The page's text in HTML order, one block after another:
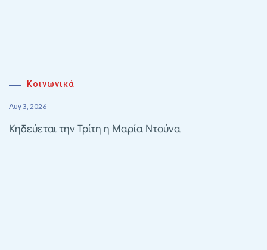
Κοινωνικά
Αυγ 3, 2026
Κηδεύεται την Τρίτη η Μαρία Ντούνα